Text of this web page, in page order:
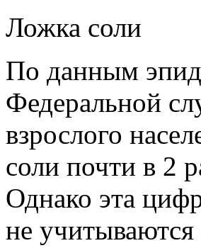
Ложка соли
По данным
Федеральной
взрослого
соли почти в 2
Однако эта
не учитываются